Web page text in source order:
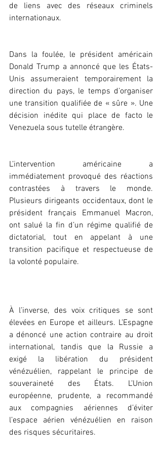
de liens avec des réseaux criminels
internationaux.
‎Dans la foulée, le président américain
Donald Trump a annoncé que les États-
Unis assumeraient temporairement la
direction du pays, le temps d’organiser
une transition qualifiée de « sûre ». Une
décision inédite qui place de facto le
Venezuela sous tutelle étrangère.
‎L’intervention américaine a
immédiatement provoqué des réactions
contrastées à travers le monde.
Plusieurs dirigeants occidentaux, dont le
président français Emmanuel Macron,
ont salué la fin d’un régime qualifié de
dictatorial, tout en appelant à une
transition pacifique et respectueuse de
la volonté populaire.
‎À l’inverse, des voix critiques se sont
élevées en Europe et ailleurs. L’Espagne
a dénoncé une action contraire au droit
international, tandis que la Russie a
exigé la libération du président
vénézuélien, rappelant le principe de
souveraineté des États. L’Union
européenne, prudente, a recommandé
aux compagnies aériennes d’éviter
l’espace aérien vénézuélien en raison
des risques sécuritaires.